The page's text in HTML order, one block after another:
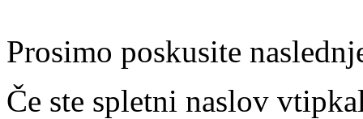
Prosimo poskusite
Če ste spletni naslov